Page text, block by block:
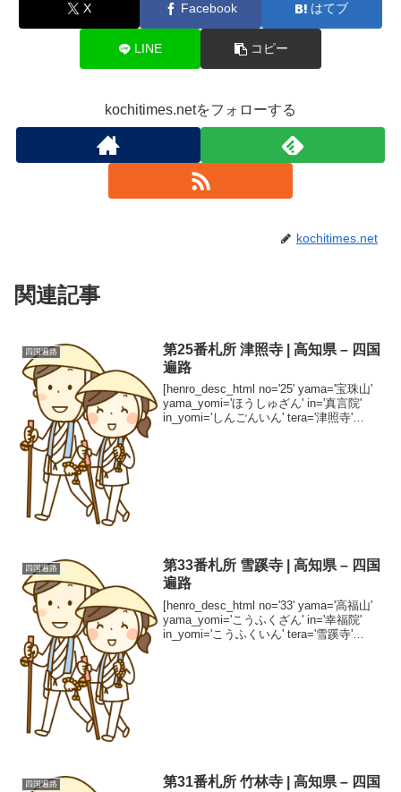
X Facebook はてブ
LINE コピー
kochitimes.netをフォローする
kochitimes.net
関連記事
四国遍路
第25番札所 津照寺 | 高知県 – 四国
遍路
[henro_desc_html no='25' yama='宝珠山'
yama_yomi='ほうしゅざん' in='真言院'
in_yomi='しんごんいん' tera='津照寺'
四国遍路
第33番札所 雪蹊寺 | 高知県 – 四国
遍路
[henro_desc_html no='33' yama='高福山'
yama_yomi='こうふくざん' in='幸福院'
in_yomi='こうふくいん' tera='雪蹊寺'
四国遍路
第31番札所 竹林寺 | 高知県 – 四国